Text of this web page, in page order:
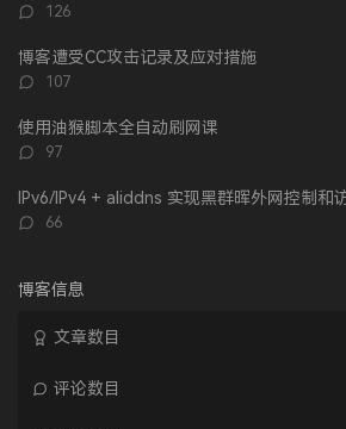
评
数：
126
博客遭受CC攻击记录及应对措施
评
数：
107
使用油猴脚本全自动刷网课
评
数：
97
IPv6/IPv4 + aliddns 实现黑群晖外网控制和
评
66
博客信息
文章数目
评论数目